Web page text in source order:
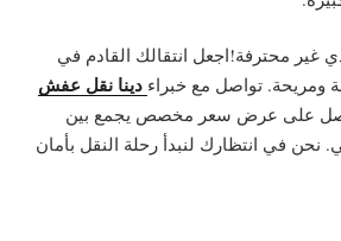
غير محترفة!اجعل انتقالك القادم في
ومريحة. تواصل مع خبراء دينا نقل عفش
على عرض سعر مخصص يجمع بين
نحن في انتظارك لنبدأ رحلة النقل بأمان